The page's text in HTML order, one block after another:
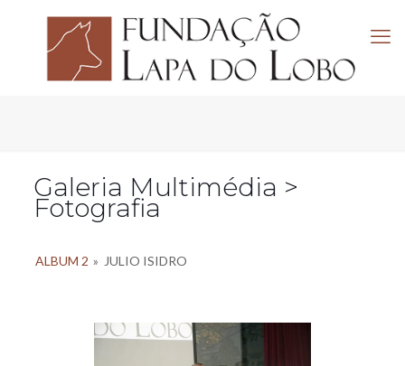
Galeria Multimédia >
Fotografia
ALBUM 2 » JULIO ISIDRO